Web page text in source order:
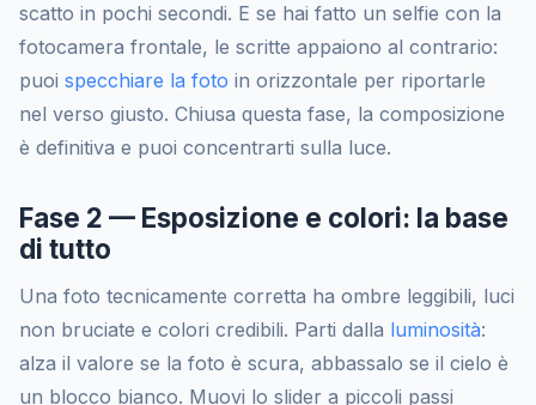
scatto in pochi secondi. E se hai fatto un selfie con la
fotocamera frontale, le scritte appaiono al contrario:
puoi specchiare la foto in orizzontale per riportarle
nel verso giusto. Chiusa questa fase, la composizione
è definitiva e puoi concentrarti sulla luce.
Fase 2 — Esposizione e colori: la base
di tutto
Una foto tecnicamente corretta ha ombre leggibili, luci
non bruciate e colori credibili. Parti dalla luminosità:
alza il valore se la foto è scura, abbassalo se il cielo è
un blocco bianco. Muovi lo slider a piccoli passi